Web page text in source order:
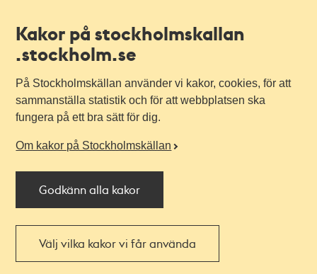
Kakor på stockholmskallan
.stockholm.se
På Stockholmskällan använder vi kakor, cookies, för att
sammanställa statistik och för att webbplatsen ska
fungera på ett bra sätt för dig.
Om kakor på Stockholmskällan
Godkänn alla kakor
Välj vilka kakor vi får använda